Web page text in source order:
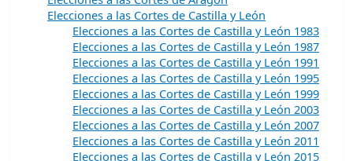
Elecciones a las Cortes de Castilla y León
Elecciones a las Cortes de Castilla y León 1983
Elecciones a las Cortes de Castilla y León 1987
Elecciones a las Cortes de Castilla y León 1991
Elecciones a las Cortes de Castilla y León 1995
Elecciones a las Cortes de Castilla y León 1999
Elecciones a las Cortes de Castilla y León 2003
Elecciones a las Cortes de Castilla y León 2007
Elecciones a las Cortes de Castilla y León 2011
Elecciones a las Cortes de Castilla y León 2015